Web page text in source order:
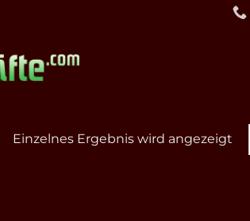
Einzelnes Ergebnis wird angezeigt